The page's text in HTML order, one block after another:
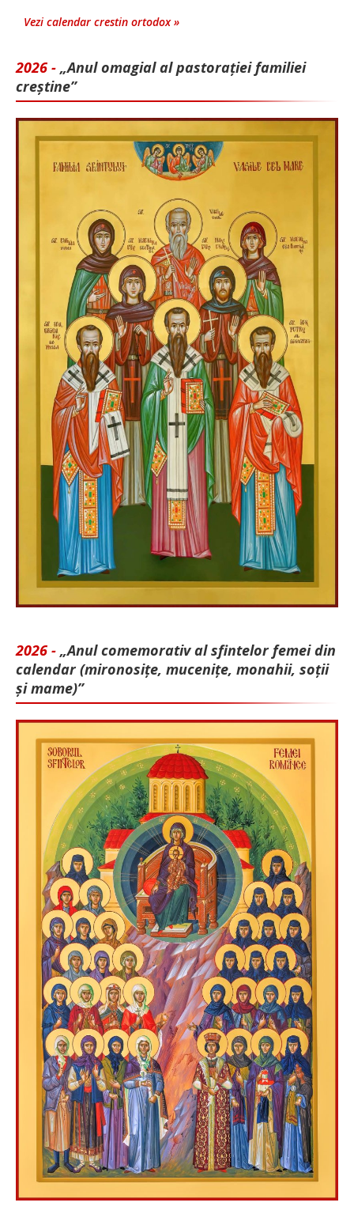
Vezi calendar crestin ortodox »
2026 - „Anul omagial al pastorației familiei
creștine”
2026 - „Anul comemorativ al sfintelor femei din
calendar (mironosițe, mu­cenițe, monahii, soții
și mame)”